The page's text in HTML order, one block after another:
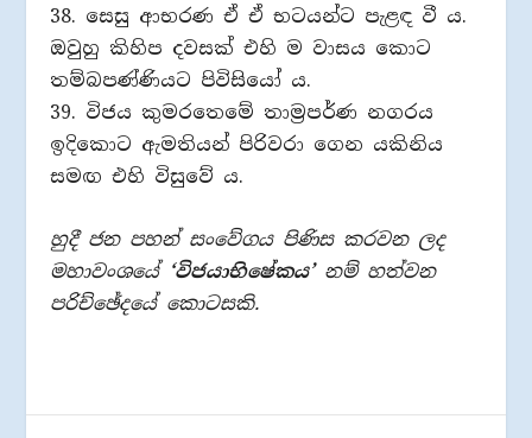
38. සෙසු ආභරණ ඒ ඒ භටයන්ට පැළඳ වී ය.
ඔවුහු කිහිප දවසක් එහි ම වාසය කොට
තම්බපණ්ණියට පිවිසියෝ ය.
39. විජය කුමරතෙමේ තාම‍්‍රපර්ණ නගරය
ඉදිකොට ඇමතියන් පිරිවරා ගෙන යකිනිය
සමඟ එහි විසුවේ ය.
හුදී ජන පහන් සංවේගය පිණිස කරවන ලද
මහාවංශයේ ‘විජයාභිෂේකය’නම් හත්වන
පරිච්ඡේදයේ කොටසකි.